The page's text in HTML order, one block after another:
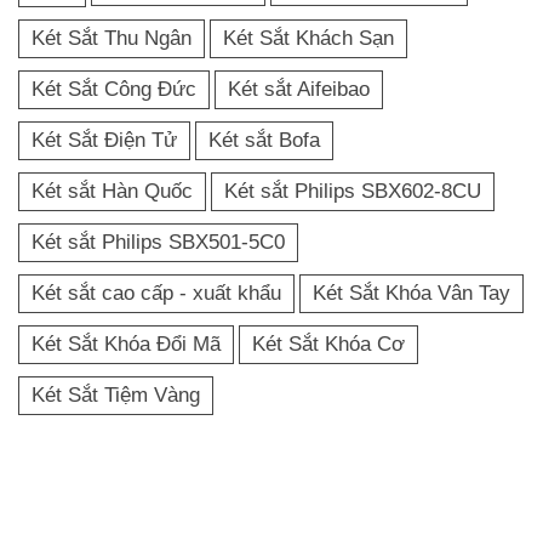
Két Sắt Thu Ngân Két Sắt Khách Sạn
Két Sắt Công Đức Két sắt Aifeibao
Két Sắt Điện Tử Két sắt Bofa
Két sắt Hàn Quốc Két sắt Philips SBX602-8CU
Két sắt Philips SBX501-5C0
Két sắt cao cấp - xuất khẩu Két Sắt Khóa Vân Tay
Két Sắt Khóa Đổi Mã Két Sắt Khóa Cơ
Két Sắt Tiệm Vàng